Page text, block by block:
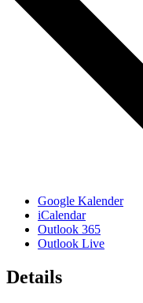
Google Kalender
iCalendar
Outlook 365
Outlook Live
Details